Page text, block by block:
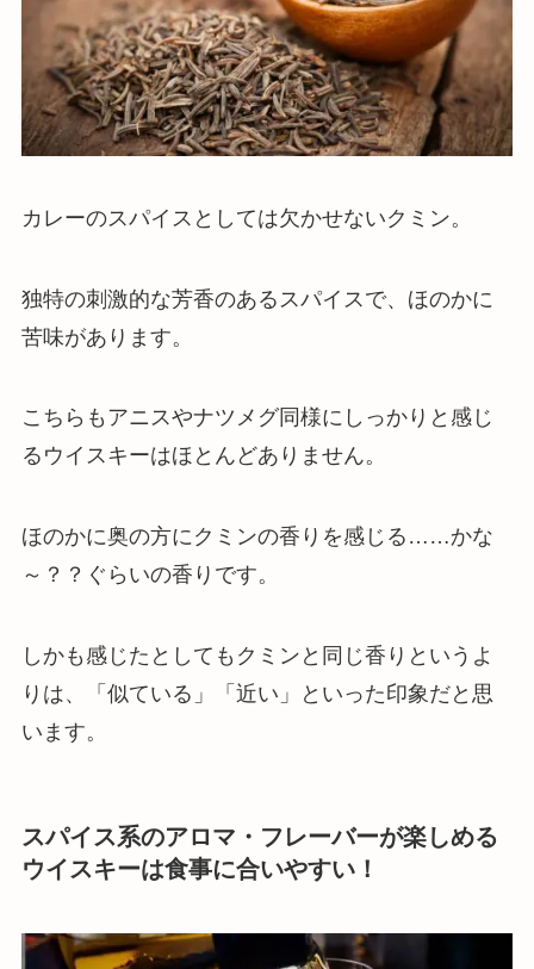
カレーのスパイスとしては欠かせないクミン。
独特の刺激的な芳香のあるスパイスで、ほのかに
苦味があります。
こちらもアニスやナツメグ同様にしっかりと感じ
るウイスキーはほとんどありません。
ほのかに奥の方にクミンの香りを感じる……かな
～？？ぐらいの香りです。
しかも感じたとしてもクミンと同じ香りというよ
りは、「似ている」「近い」といった印象だと思
います。
スパイス系のアロマ・フレーバーが楽しめる
ウイスキーは食事に合いやすい！